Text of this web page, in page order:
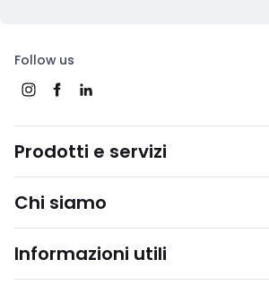
Follow us
Prodotti e servizi
Chi siamo
Informazioni utili